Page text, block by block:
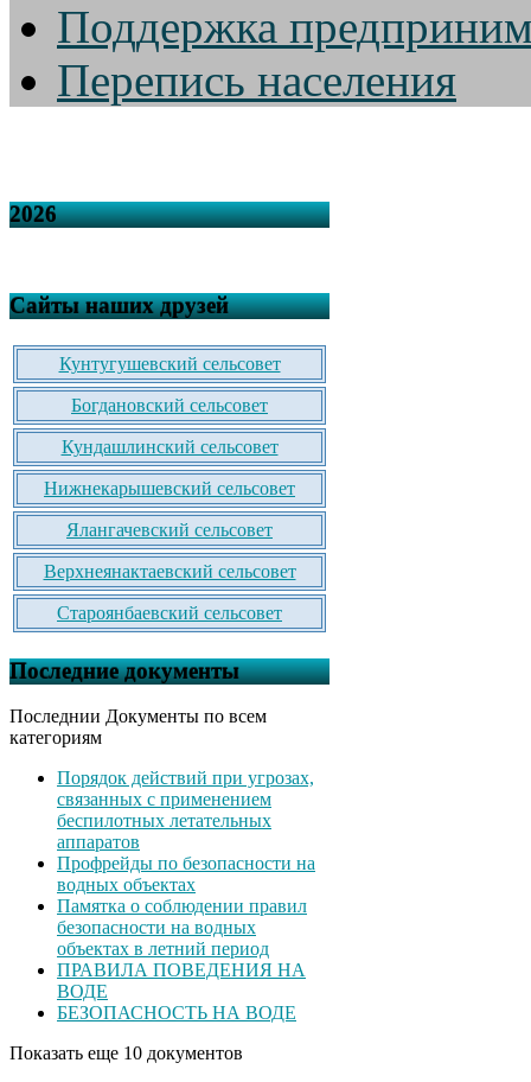
Поддержка
Перепись населения
2026
Сайты наших друзей
Кунтугушевский сельсовет
Богдановский сельсовет
Кундашлинский сельсовет
Нижнекарышевский сельсовет
Ялангачевский сельсовет
Верхнеянактаевский сельсовет
Староянбаевский сельсовет
Последние документы
Последнии Документы по всем
категориям
Порядок действий при угрозах,
связанных с применением
беспилотных летательных
аппаратов
Профрейды по безопасности на
водных объектах
Памятка о соблюдении правил
безопасности на водных
объектах в летний период
ПРАВИЛА ПОВЕДЕНИЯ НА
ВОДЕ
БЕЗОПАСНОСТЬ НА ВОДЕ
Показать еще 10 документов